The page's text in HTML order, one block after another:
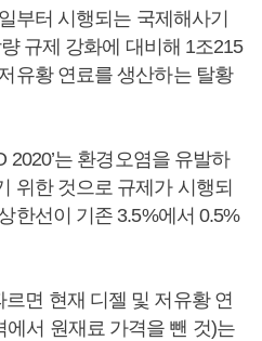
부터 시행되는 국제해사기
규제 강화에 대비해 1조215
유황 연료를 생산하는 탈황
2020’는 환경오염을 유발하
위한 것으로 규제가 시행되
한선이 기존 3.5%에서 0.5%
면 현재 디젤 및 저유황 연
서 원재료 가격을 뺀 것)는